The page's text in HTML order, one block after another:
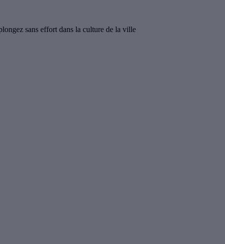
sans effort dans la culture de la ville